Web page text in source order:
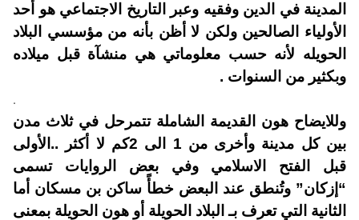
المدينة في الدين وفقيه وعبر التاريخ الاجتماعي هو أحد
الأولياء الصالحين ولكن لا أظن بأنه من مؤسسي البلاد
الحويله لأنه حسب معلوماتي هي منشآة قبل ميلاده
وبكثير من السنوات .
.
وللايضاح هون القديمة الشاملة تتمرحل في ثلاث مدن
بين كل مدينة وأخرى من 1 الى 2كم لا أكثر ..الأولى
قبل الفتح الاسلامي وفي بعض الروايات تسمى
“إزكان” وتُنطق عند البعض خطأً ساكن بن مسكان أما
الثانية التي تعرف بـ البلاد الحويلة أو هون الحويلة بمعنى